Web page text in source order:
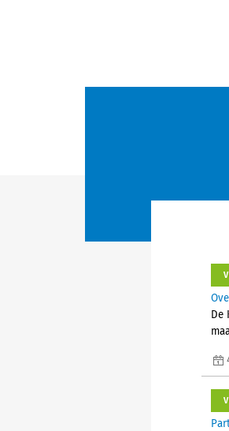
De